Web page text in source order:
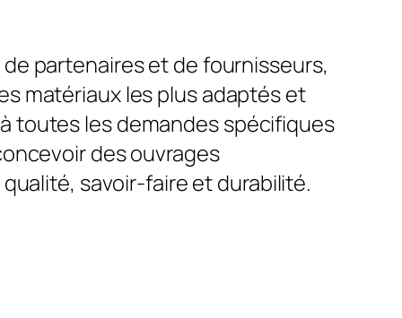
partenaires et de fournisseurs,
matériaux les plus adaptés et
toutes les demandes spécifiques
des ouvrages
savoir-faire et durabilité.